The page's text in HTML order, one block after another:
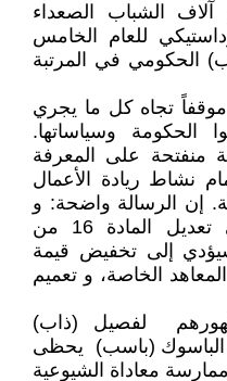
الشباب الصعداء
للعام الخامس
الحكومي في المرتبة
تجاه كل ما يجري
الحكومة وسياساتها.
منفتحة على المعرفة
نشاط ريادة اﻷعمال
إن الرسالة واضحة: و
هي ألَّا تتجرأ الحكومة على تعديل المادة 16 من
إلى تخفيض قيمة
الخاصة، و تعميم
لفصيل (ذاب)
الباسوك (باسب) يحظى
معاداة الشيوعية